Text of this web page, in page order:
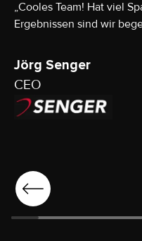
„Cooles Team! Hat viel
Ergebnissen sind wir
Jörg Senger
CEO